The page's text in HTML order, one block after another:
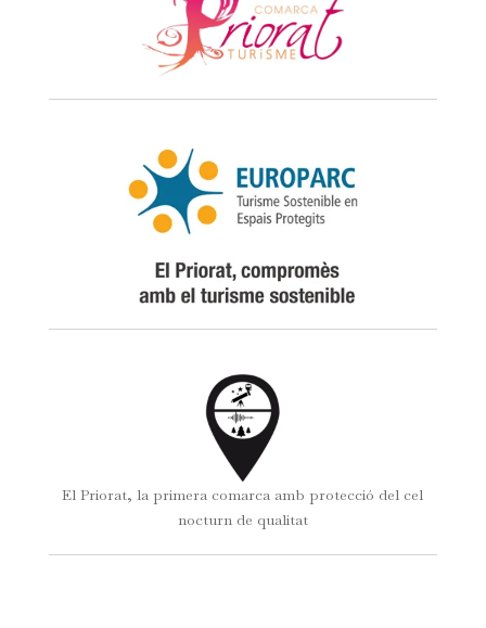
El Priorat, la primera comarca amb protecció del cel
nocturn de qualitat